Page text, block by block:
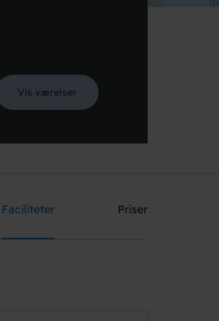
Vis værelser
Faciliteter Priser